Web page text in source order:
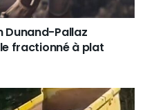
Dunand-Pallaz
fractionné à plat